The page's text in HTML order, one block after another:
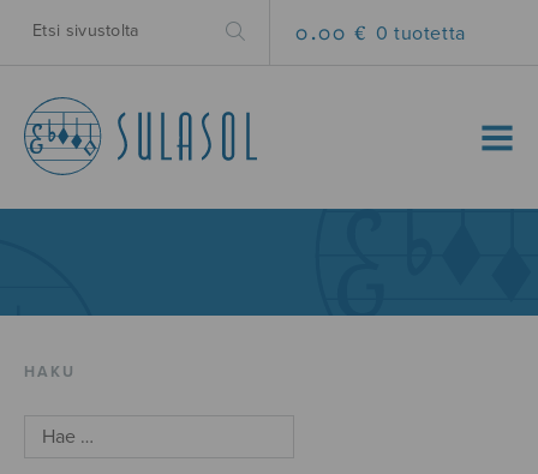
0.00 € 0 tuotetta
MENU
HAKU